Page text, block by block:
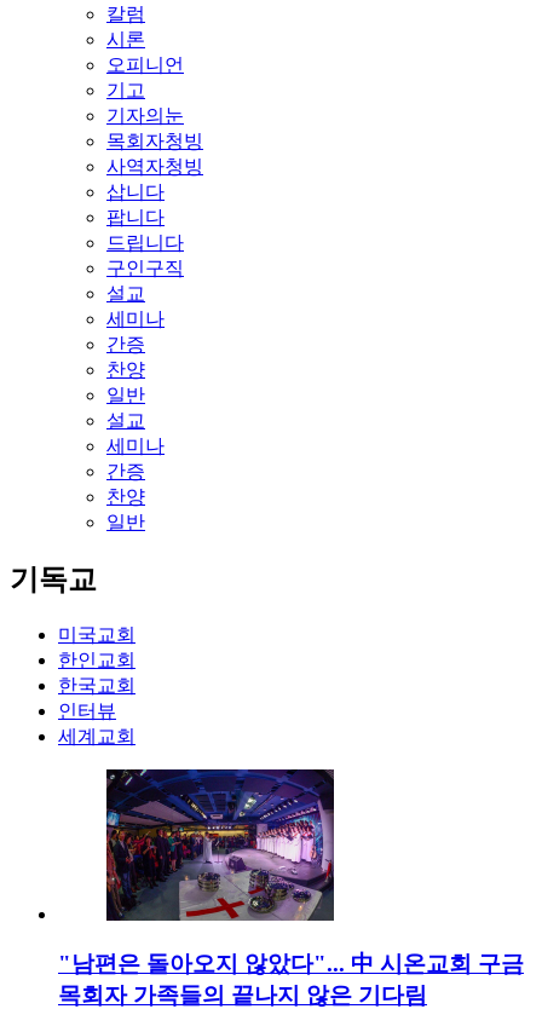
칼럼
시론
오피니언
기고
기자의눈
목회자청빙
사역자청빙
삽니다
팝니다
드립니다
구인구직
설교
세미나
간증
찬양
일반
설교
세미나
간증
찬양
일반
기독교
미국교회
한인교회
한국교회
인터뷰
세계교회
"남편은 돌아오지 않았다"... 中 시온교회 구금
목회자 가족들의 끝나지 않은 기다림